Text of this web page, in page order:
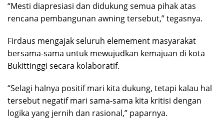
“Mesti diapresiasi dan didukung semua pihak atas
rencana pembangunan awning tersebut,” tegasnya.
Firdaus mengajak seluruh elemement masyarakat
bersama-sama untuk mewujudkan kemajuan di kota
Bukittinggi secara kolaboratif.
“Selagi halnya positif mari kita dukung, tetapi kalau hal
tersebut negatif mari sama-sama kita kritisi dengan
logika yang jernih dan rasional,” paparnya.